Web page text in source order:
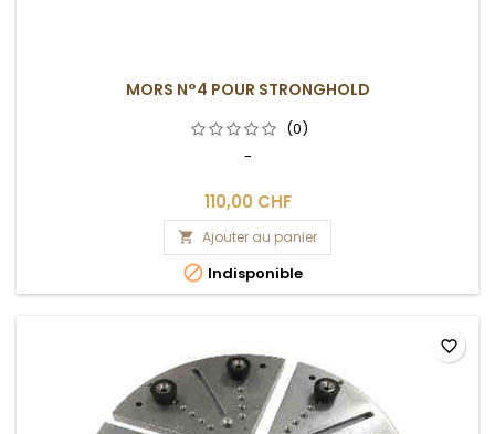
MORS N°4 POUR STRONGHOLD
(0)
-
110,00 CHF
 Ajouter au panier
 Indisponible
favorite_border